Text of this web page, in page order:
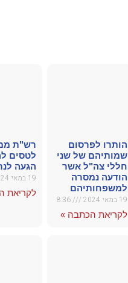
הותרו לפרסום
שמותיהם של שני
חללי צה"ל אשר
הודעה נמסרה
למשפחותיהם
19 במאי 2024 8:36
לקריאת הכתבה »
רש"ת
לטסים
הגעה
19 במאי 2024
לקריאת